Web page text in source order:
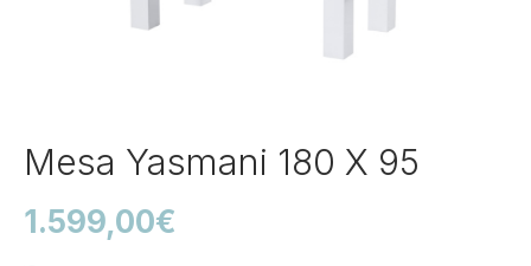
Mesa Yasmani 180 X 95
1.599,00€